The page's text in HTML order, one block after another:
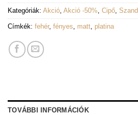
Kategóriák: Akció, Akció -50%, Cipő,
Címkék: fehér, fényes, matt, platina
TOVÁBBI INFORMÁCIÓK